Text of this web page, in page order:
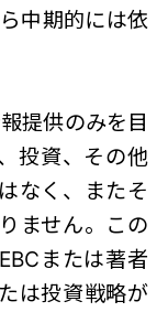
中期的には依
提供のみを目
投資、その他
なく、またそ
ません。この
または著者
は投資戦略が